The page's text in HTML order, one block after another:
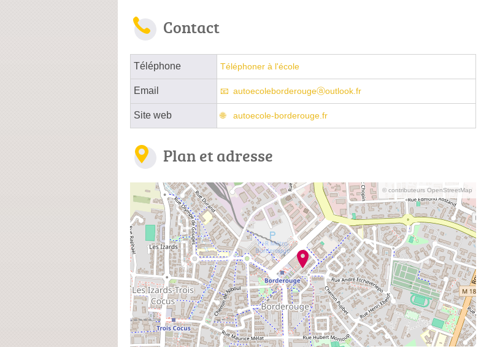
Contact
Téléphone Téléphoner à l'école
Email autoecoleborderougeⓐoutlook.fr
Site web autoecole-borderouge.fr
Plan et adresse
© contributeurs OpenStreetMap